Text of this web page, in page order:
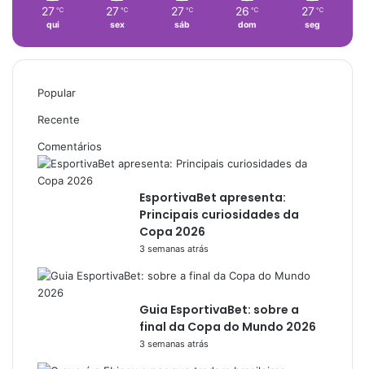
27 ℃
qui
27 ℃
sex
27 ℃
sáb
26 ℃
dom
27 ℃
seg
Popular
Recente
Comentários
EsportivaBet apresenta:
Principais curiosidades da
Copa 2026
3 semanas atrás
Guia EsportivaBet: sobre a
final da Copa do Mundo 2026
3 semanas atrás